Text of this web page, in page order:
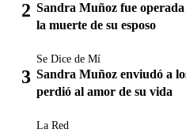
Sandra Muñoz fue
la muerte de su esposo
Se Dice de Mí
Sandra Muñoz enviudó a
perdió al amor de su vida
La Red